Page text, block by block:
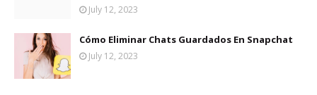
July 12, 2023
Cómo Eliminar Chats Guardados En Snapchat
July 12, 2023